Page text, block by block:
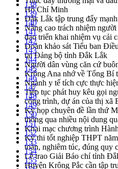
Hồ Chí Minh
Đắk Lắk tập trung đẩy
Nâng cao trách nhiệm
đạo triển khai nhiệm vụ cải
Đoàn khảo sát Tiểu ban
tại Đảng bộ tỉnh Đắk Lắk
Người dân vùng căn cứ
Krông Ana nhớ về Tổng Bí
Ngành y tế tích cực thực
Tiếp tục phát huy kêu gọi
công trình, dự án của thị xã
Kỳ họp chuyên đề lần thứ
thông qua nhiều nội dung
Khai mạc chương trình
Kỳ thi tốt nghiệp THPT
toàn, nghiêm túc, đúng quy
Lễ trao Giải Báo chí tỉnh
Huyện Krông Pắc cần tập
138
139
140
141
142
143
144
145
146
147
148
149
150
151
152
153
154
155